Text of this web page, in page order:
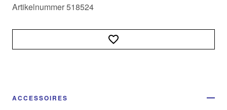
Artikelnummer 518524
ACCESSOIRES